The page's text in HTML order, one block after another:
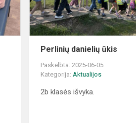
Perlinių danielių ūkis
Paskelbta: 2025-06-05
Kategorija:Aktualijos
2b klasės išvyka.